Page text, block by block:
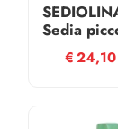
Sedia
€24,10